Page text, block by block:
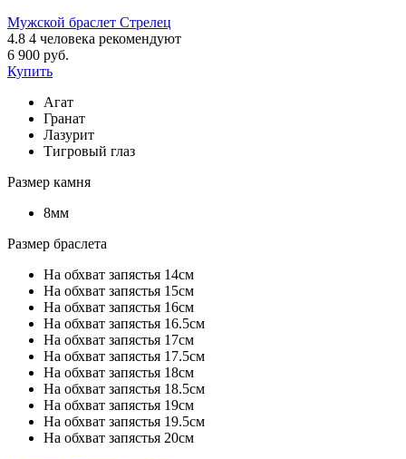
Мужской браслет Стрелец
4.8 4 человека рекомендуют
6 900 руб.
Купить
Агат
Гранат
Лазурит
Тигровый глаз
Размер камня
8мм
Размер браслета
На обхват запястья 14см
На обхват запястья 15см
На обхват запястья 16см
На обхват запястья 16.5см
На обхват запястья 17см
На обхват запястья 17.5см
На обхват запястья 18см
На обхват запястья 18.5см
На обхват запястья 19см
На обхват запястья 19.5см
На обхват запястья 20см